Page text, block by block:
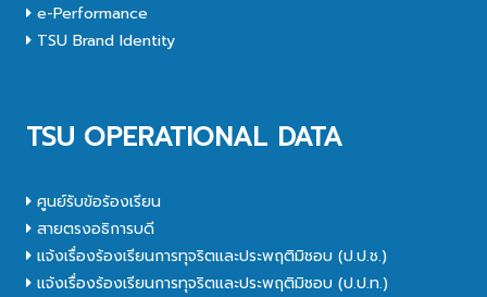
e-Performance
TSU Brand Identity
TSU OPERATIONAL DATA
ศูนย์รับข้อร้องเรียน
สายตรงอธิการบดี
แจ้งเรื่องร้องเรียนการทุจริตและประพฤติมิชอบ (ป.ป.ช.)
แจ้งเรื่องร้องเรียนการทุจริตและประพฤติมิชอบ (ป.ป.ท.)